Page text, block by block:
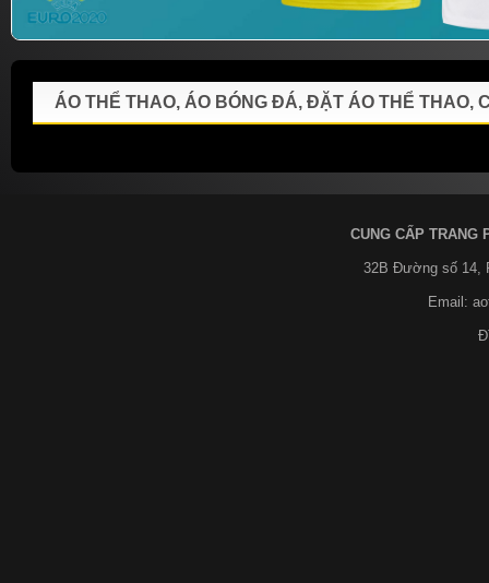
ÁO THỂ THAO, ÁO BÓNG ĐÁ, ĐẶT ÁO THỂ THAO,
CUNG CẤP TRANG
32B Đường số 14,
Email: